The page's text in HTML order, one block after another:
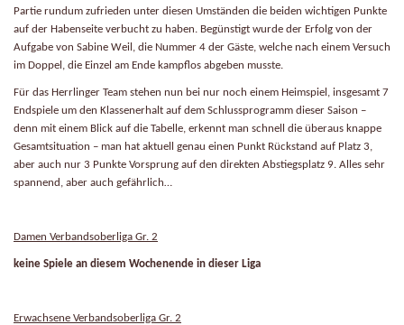
Partie rundum zufrieden unter diesen Umständen die beiden wichtigen Punkte
auf der Habenseite verbucht zu haben. Begünstigt wurde der Erfolg von der
Aufgabe von Sabine Weil, die Nummer 4 der Gäste, welche nach einem Versuch
im Doppel, die Einzel am Ende kampflos abgeben musste.
Für das Herrlinger Team stehen nun bei nur noch einem Heimspiel, insgesamt 7
Endspiele um den Klassenerhalt auf dem Schlussprogramm dieser Saison –
denn mit einem Blick auf die Tabelle, erkennt man schnell die überaus knappe
Gesamtsituation – man hat aktuell genau einen Punkt Rückstand auf Platz 3,
aber auch nur 3 Punkte Vorsprung auf den direkten Abstiegsplatz 9. Alles sehr
spannend, aber auch gefährlich…
Damen Verbandsoberliga Gr. 2
keine Spiele an diesem Wochenende in dieser Liga
Erwachsene Verbandsoberliga Gr. 2